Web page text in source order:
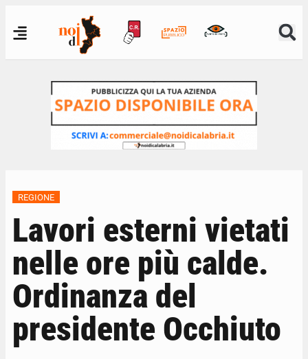
REGIONE
Lavori esterni vietati
nelle ore più calde.
Ordinanza del
presidente Occhiuto